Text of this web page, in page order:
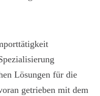
Lösungen für die
getrieben mit dem